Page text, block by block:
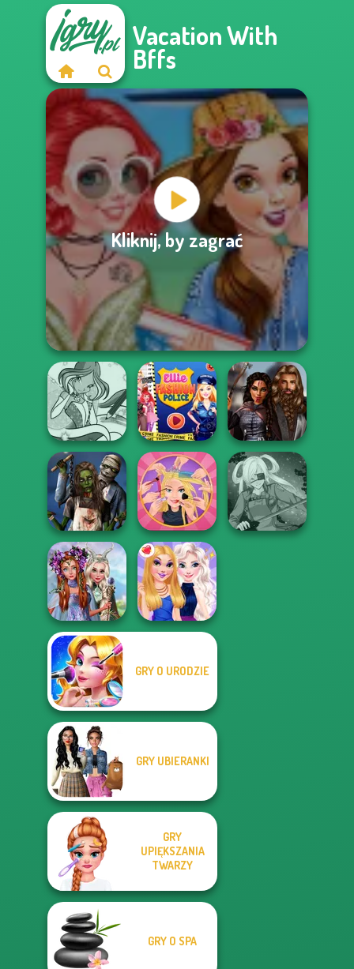
Vacation With
Bffs
Kliknij, by zagrać
Winx Paint Fairy
Color
Ellie Fashion
Police
Medieval
Princesses
Zombie
Romance
Extreme
Makeover
Princesses
Fantasy
Makeover
GRY O URODZIE
GRY UBIERANKI
GRY
UPIĘKSZANIA
TWARZY
GRY O SPA